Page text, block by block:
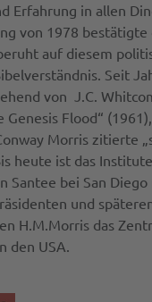
Erfahrung in allen
von 1978 bestätigte
auf diesem
Seit
von J.C.
Genesis Flood“
Morris zitierte
heute ist das
Santee bei San
und
H.M.Morris das
den USA.